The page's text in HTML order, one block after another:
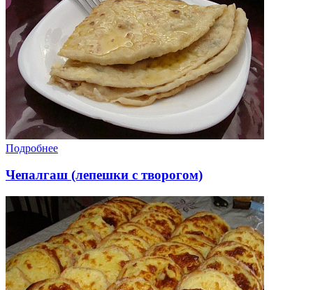
Подробнее
Чепалгаш (лепешки с творогом)